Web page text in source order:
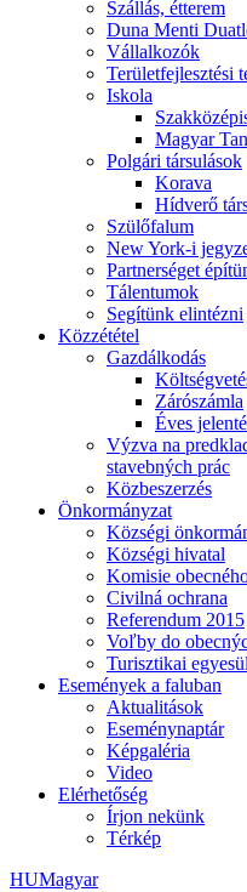
Szállás, étterem
Duna Menti
Vállalkozók
Területfejlesztési
Iskola
Magyar
Polgári társulások
Korava
Hídverő
Szülőfalum
New York-i
Partnerséget
Tálentumok
Segítünk elintézni
Közzététel
Gazdálkodás
Zárószámla
Éves
Výzva na
stavebných prác
Közbeszerzés
Önkormányzat
Községi
Községi hivatal
Komisie
Civilná ochrana
Referendum 2015
Voľby do
Turisztikai
Események a faluban
Aktualitások
Eseménynaptár
Képgaléria
Video
Elérhetőség
Írjon nekünk
Térkép
HUMagyar